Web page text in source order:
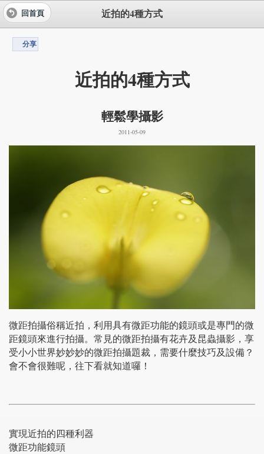
近拍的4種方式
回首頁
分享
近拍的4種方式
輕鬆學攝影
2011-05-09
微距拍攝俗稱近拍，利用具有微距功能的鏡頭或是專門的微
距鏡頭來進行拍攝。常見的微距拍攝有花卉及昆蟲攝影，享
受小小世界妙妙妙的微距拍攝題裁，需要什麼技巧及設備？
會不會很難呢，往下看就知道囉！
實現近拍的四種利器
微距功能鏡頭